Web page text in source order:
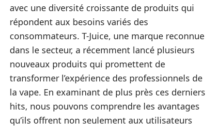
avec une diversité croissante de produits qui
répondent aux besoins variés des
consommateurs. T-Juice, une marque reconnue
dans le secteur, a récemment lancé plusieurs
nouveaux produits qui promettent de
transformer l’expérience des professionnels de
la vape. En examinant de plus près ces derniers
hits, nous pouvons comprendre les avantages
qu’ils offrent non seulement aux utilisateurs